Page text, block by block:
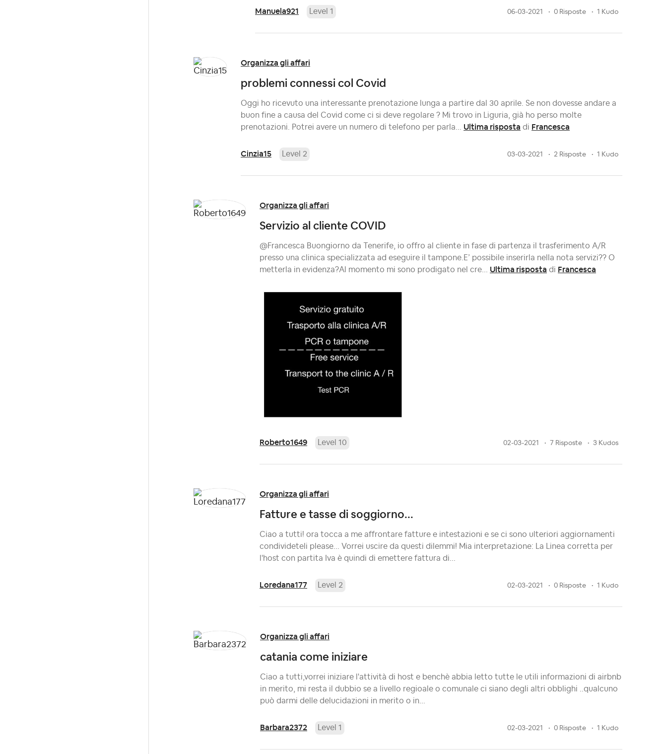
Manuela921 Level 1 06-03-2021 0 Risposte 1 Kudo
Organizza gli affari
problemi connessi col Covid
Oggi ho ricevuto una interessante prenotazione lunga a partire dal 30 aprile. Se non dovesse andare a
buon fine a causa del Covid come ci si deve regolare ? Mi trovo in Liguria, già ho perso molte
prenotazioni. Potrei avere un numero di telefono per parla... Ultima risposta di Francesca
Cinzia15 Level 2 03-03-2021 2 Risposte 1 Kudo
Organizza gli affari
Servizio al cliente COVID
@Francesca Buongiorno da Tenerife, io offro al cliente in fase di partenza il trasferimento A/R
presso una clinica specializzata ad eseguire il tampone.E’ possibile inserirla nella nota servizi?? O
metterla in evidenza?Al momento mi sono prodigato nel cre... Ultima risposta di Francesca
Roberto1649 Level 10 02-03-2021 7 Risposte 3 Kudos
Organizza gli affari
Fatture e tasse di soggiorno...
Ciao a tutti! ora tocca a me affrontare fatture e intestazioni e se ci sono ulteriori aggiornamenti
condivideteli please... Vorrei uscire da questi dilemmi! Mia interpretazione: La Linea corretta per
l'host con partita Iva è quindi di emettere fattura di...
Loredana177 Level 2 02-03-2021 0 Risposte 1 Kudo
Organizza gli affari
catania come iniziare
Ciao a tutti,vorrei iniziare l'attività di host e benchè abbia letto tutte le utili informazioni di airbnb
in merito, mi resta il dubbio se a livello regioale o comunale ci siano degli altri obblighi ..qualcuno
può darmi delle delucidazioni in merito o in...
Barbara2372 Level 1 02-03-2021 0 Risposte 1 Kudo